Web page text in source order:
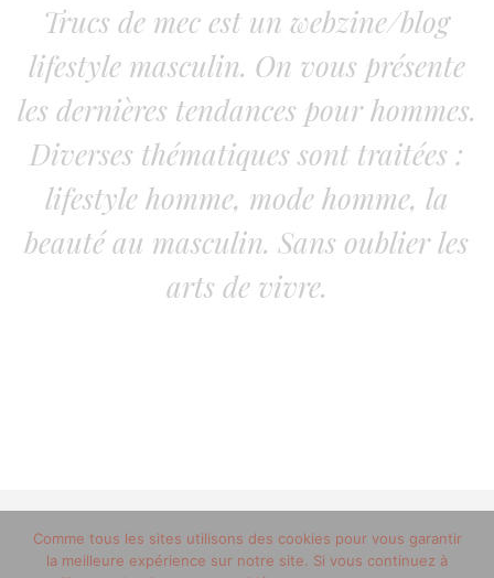
Trucs de mec est un webzine/blog
lifestyle masculin. On vous présente
les dernières tendances pour hommes.
Diverses thématiques sont traitées :
lifestyle homme, mode homme, la
beauté au masculin. Sans oublier les
arts de vivre.
© 2012-2020 copyright trucsdemec.fr - blog lifestyle
masculin/Tous droits réservés
Comme tous les sites utilisons des cookies pour vous garantir
la meilleure expérience sur notre site. Si vous continuez à